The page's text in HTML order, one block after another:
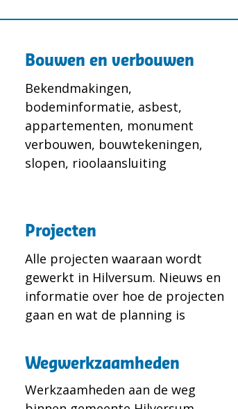
Bouwen en verbouwen
Bekendmakingen,
bodeminformatie, asbest,
appartementen, monument
verbouwen, bouwtekeningen,
slopen, rioolaansluiting
Projecten
Alle projecten waaraan wordt
gewerkt in Hilversum. Nieuws en
informatie over hoe de projecten
gaan en wat de planning is
Wegwerkzaamheden
Werkzaamheden aan de weg